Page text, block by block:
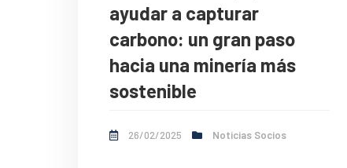
ayudar a capturar
carbono: un gran paso
hacia una minería más
sostenible
26/02/2025 Noticias Socios